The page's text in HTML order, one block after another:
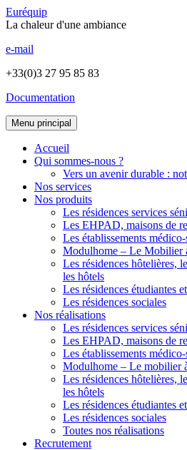
Euréquip
La chaleur d'une ambiance
e-mail
+33(0)3 27 95 85 83
Documentation
Menu principal
Accueil
Qui sommes-nous ?
Vers un avenir durable :
Nos services
Nos produits
Les résidences services
Les EHPAD, maisons de
Les établissements
Modulhome – Le Mobilier
Les résidences hôtelières,
les hôtels
Les résidences étudiantes
Les résidences sociales
Nos réalisations
Les résidences services
Les EHPAD, maisons de
Les établissements
Modulhome – Le mobilier
Les résidences hôtelières,
les hôtels
Les résidences étudiantes
Les résidences sociales
Toutes nos réalisations
Recrutement